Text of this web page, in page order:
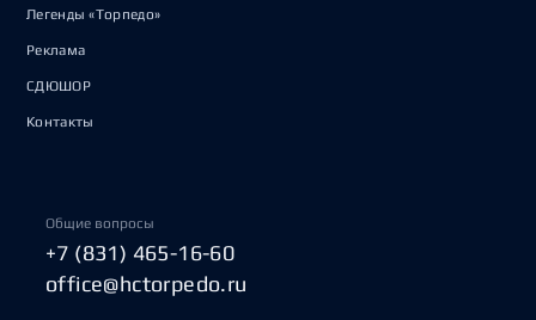
Легенды «Торпедо»
Реклама
СДЮШОР
Контакты
Общие вопросы
+7 (831) 465-16-60
office@hctorpedo.ru